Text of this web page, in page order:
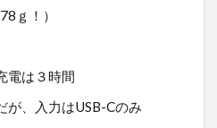
ｇ！）
電は３時間
が、入力はUSB-Cのみ